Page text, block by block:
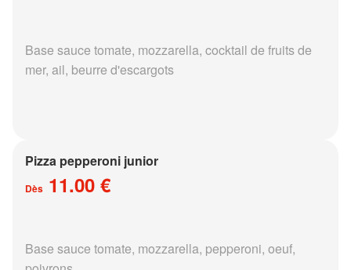
Base sauce tomate, mozzarella, cocktail de fruits de
mer, ail, beurre d'escargots
Pizza pepperoni junior
Dès 11.00 €
Base sauce tomate, mozzarella, pepperoni, oeuf,